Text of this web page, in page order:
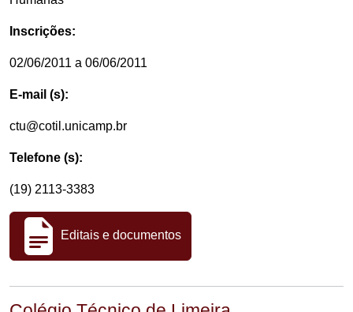
Inscrições:
02/06/2011 a 06/06/2011
E-mail (s):
ctu@cotil.unicamp.br
Telefone (s):
(19) 2113-3383
Editais e documentos